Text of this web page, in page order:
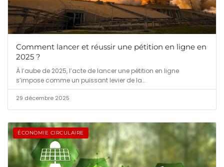
Comment lancer et réussir une pétition en ligne en
2025 ?
À l’aube de 2025, l’acte de lancer une pétition en ligne
s’impose comme un puissant levier de la…
29 décembre 2025
ÉCONOMIE CIRCULAIRE